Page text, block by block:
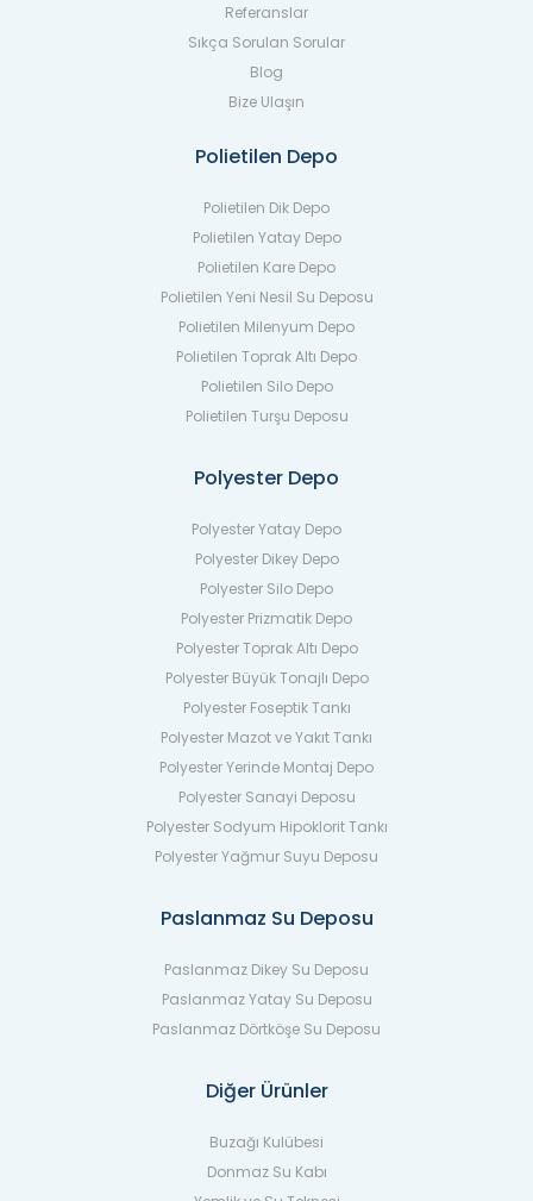
Referanslar
Sıkça Sorulan Sorular
Blog
Bize Ulaşın
Polietilen Depo
Polietilen Dik Depo
Polietilen Yatay Depo
Polietilen Kare Depo
Polietilen Yeni Nesil Su Deposu
Polietilen Milenyum Depo
Polietilen Toprak Altı Depo
Polietilen Silo Depo
Polietilen Turşu Deposu
Polyester Depo
Polyester Yatay Depo
Polyester Dikey Depo
Polyester Silo Depo
Polyester Prizmatik Depo
Polyester Toprak Altı Depo
Polyester Büyük Tonajlı Depo
Polyester Foseptik Tankı
Polyester Mazot ve Yakıt Tankı
Polyester Yerinde Montaj Depo
Polyester Sanayi Deposu
Polyester Sodyum Hipoklorit Tankı
Polyester Yağmur Suyu Deposu
Paslanmaz Su Deposu
Paslanmaz Dikey Su Deposu
Paslanmaz Yatay Su Deposu
Paslanmaz Dörtköşe Su Deposu
Diğer Ürünler
Buzağı Kulübesi
Donmaz Su Kabı